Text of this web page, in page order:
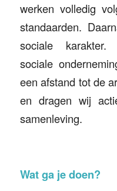
werken volledig
standaarden.
sociale karakter.
sociale
een afstand tot de
en dragen wij
samenleving.
Wat ga je doen?